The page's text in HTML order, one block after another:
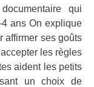
qui
ans On explique
affirmer ses goûts
les règles
aident les petits
un choix de